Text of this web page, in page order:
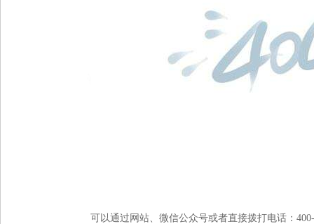
可以通过网站、微信公众号或者直接拨打电话：